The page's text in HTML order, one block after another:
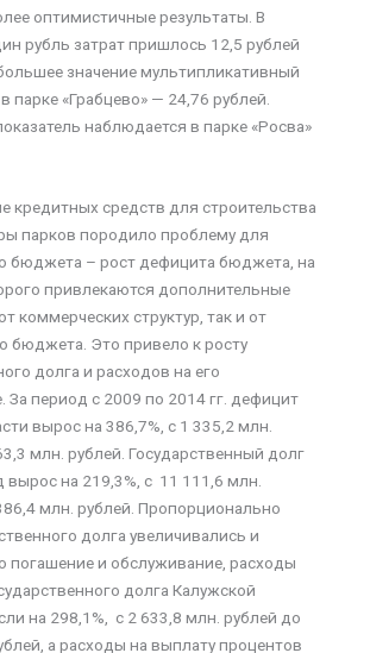
оптимистичные результаты. В
рубль затрат пришлось 12,5 рублей
значение мультипликативный
парке «Грабцево» — 24,76 рублей.
наблюдается в парке «Росва»
кредитных средств для строительства
парков породило проблему для
бюджета – рост дефицита бюджета, на
привлекаются дополнительные
коммерческих структур, так и от
бюджета. Это привело к росту
долга и расходов на его
За период с 2009 по 2014 гг. дефицит
вырос на 386,7%, с 1 335,2 млн.
млн. рублей. Государственный долг
вырос на 219,3%, с 11 111,6 млн.
млн. рублей. Пропорционально
долга увеличивались и
погашение и обслуживание, расходы
долга Калужской
на 298,1%, с 2 633,8 млн. рублей до
а расходы на выплату процентов